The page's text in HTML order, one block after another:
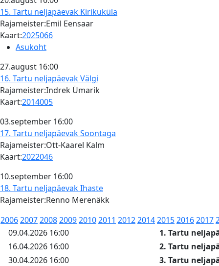
15. Tartu neljapäevak Kirikuküla
Rajameister:Emil Eensaar
Kaart:2025066
Asukoht
27.august 16:00
16. Tartu neljapäevakVälgi
Rajameister:Indrek Ümarik
Kaart:2014005
03.september 16:00
17. Tartu neljapäevakSoontaga
Rajameister:Ott-Kaarel Kalm
Kaart:2022046
10.september 16:00
18. Tartu neljapäevakIhaste
Rajameister:Renno Merenäkk
200620072008200920102011 20122014201520162017
09.04.2026 16:00
1. Tartu
16.04.2026 16:00
2. Tartu
30.04.2026 16:00
3. Tartu